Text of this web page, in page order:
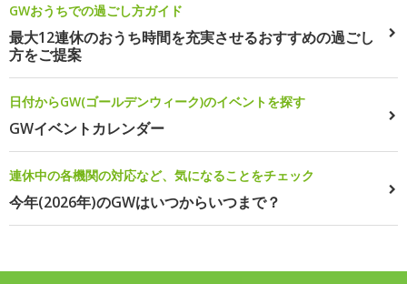
GWおうちでの過ごし方ガイド
最大12連休のおうち時間を充実させるおすすめの過ごし
方をご提案
日付からGW(ゴールデンウィーク)のイベントを探す
GWイベントカレンダー
連休中の各機関の対応など、気になることをチェック
今年(2026年)のGWはいつからいつまで？